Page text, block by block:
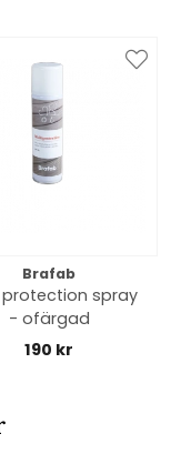
Brafab
protection spray
- ofärgad
190 kr